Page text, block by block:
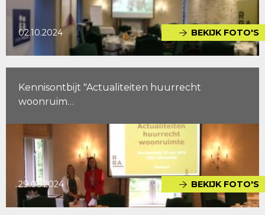
02.10.2024 BEKIJK FOTO'S
Kennisontbijt "Actualiteiten huurrecht
woonruim…
29.05.2024 BEKIJK FOTO'S